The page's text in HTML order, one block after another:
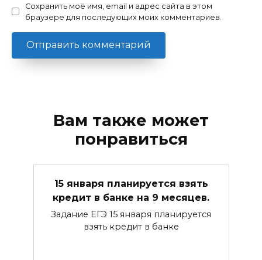
Сохранить моё имя, email и адрес сайта в этом
браузере для последующих моих комментариев.
Вам также может
понравиться
15 января планируется взять
кредит в банке на 9 месяцев.
Задание ЕГЭ 15 января планируется
взять кредит в банке